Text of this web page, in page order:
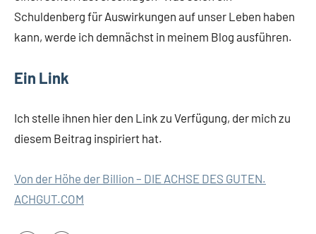
Schuldenberg für Auswirkungen auf unser Leben haben
kann, werde ich demnächst in meinem Blog ausführen.
Ein Link
Ich stelle ihnen hier den Link zu Verfügung, der mich zu
diesem Beitrag inspiriert hat.
Von der Höhe der Billion – DIE ACHSE DES GUTEN.
ACHGUT.COM